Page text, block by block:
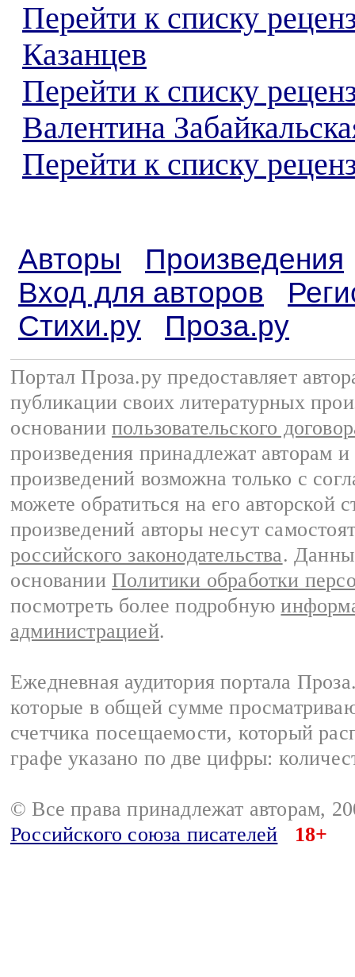
Перейти к списку
Казанцев
Перейти к списку
Валентина
Перейти к списку
Авторы
Произведения
Вход для авторов
Стихи.ру
Проза.ру
Портал Проза.ру предоставляет
публикации своих литературных
основании пользовательского
произведения принадлежат авторам
произведений возможна только с
можете обратиться на его авторской
произведений авторы несут
российского законодательства.
основании Политики обработки
посмотреть более подробную
администрацией.
Ежедневная аудитория портала
которые в общей сумме
счетчика посещаемости, который
графе указано по две цифры:
© Все права принадлежат авторам,
Российского союза писателей
18+